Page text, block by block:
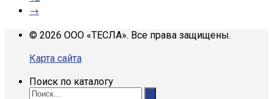
→
© 2026 ООО «ТЕСЛА». Все права защищены.
Карта сайта
Поиск по каталогу